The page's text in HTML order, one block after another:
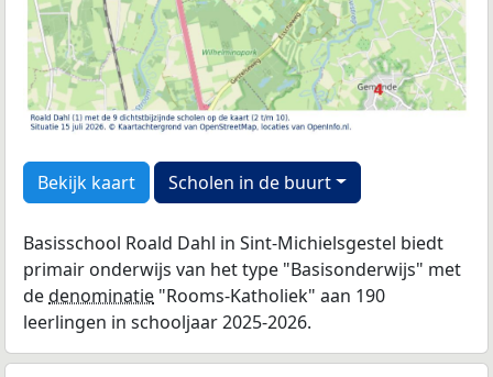
Bekijk kaart Scholen in de buurt
Basisschool Roald Dahl in Sint-Michielsgestel biedt
primair onderwijs van het type "Basisonderwijs" met
dedenominatie "Rooms-Katholiek" aan 190
leerlingen in schooljaar 2025-2026.